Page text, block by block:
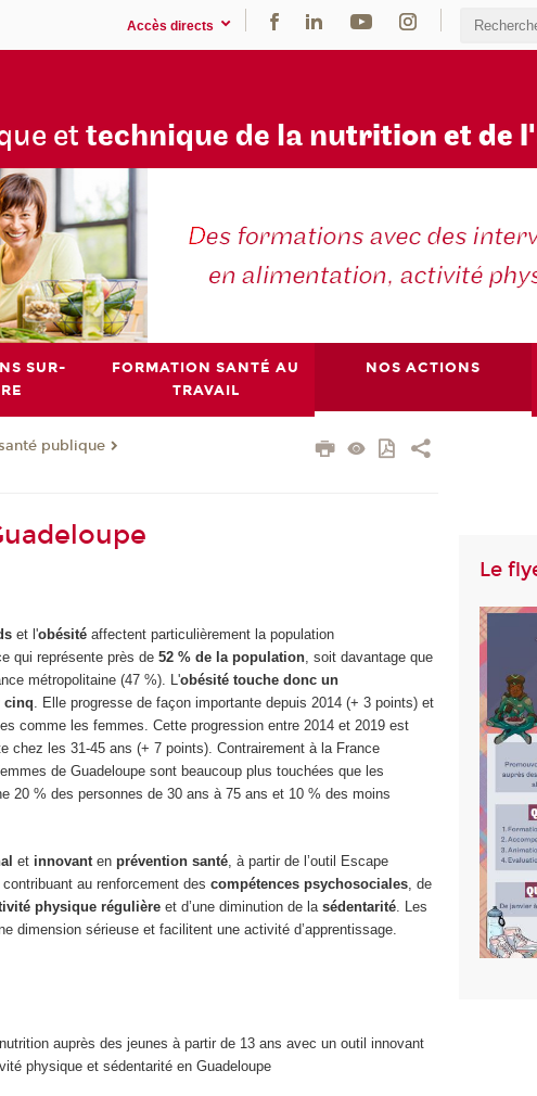
Accès directs
et technique de la nutrition et de
SUR-
FORMATION SANTÉ AU
TRAVAIL
NOS ACTIONS
publique
et l'obésité affectent particulièrement la population
qui représente près de52 % de la population, soit davantage que
métropolitaine (47 %). L'obésité touche donc un
cinq. Elle progresse de façon importante depuis 2014 (+ 3 points) et
comme les femmes. Cette progression entre 2014 et 2019 est
chez les 31-45 ans (+ 7 points). Contrairement à la France
de Guadeloupe sont beaucoup plus touchées que les
20 % des personnes de 30 ans à 75 ans et 10 % des moins
et innovant enprévention santé , à partir de l’outil Escape
au renforcement descompétences psychosociales , de
physique régulière et d’une diminution de lasédentarité . Les
dimension sérieuse et facilitent une activité d’apprentissage.
auprès des jeunes à partir de 13 ans avec un outil innovant
physique et sédentarité en Guadeloupe
Le